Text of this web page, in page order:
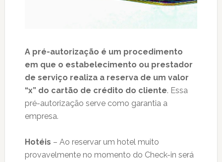
A pré-autorização é um procedimento
em que o estabelecimento ou prestador
de serviço realiza a reserva de um valor
“x” do cartão de crédito do cliente. Essa
pré-autorização serve como garantia a
empresa.
Hotéis – Ao reservar um hotel muito
provavelmente no momento do Check-in será